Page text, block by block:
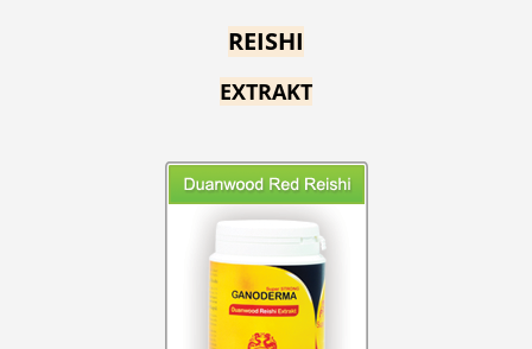
REISHI
EXTRAKT